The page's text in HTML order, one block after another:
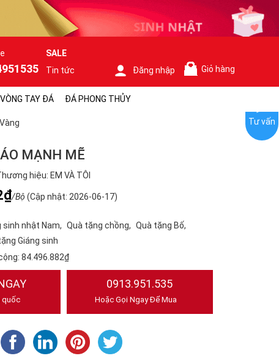
SALE
Tin tức
Đăng nhập Giỏ hàng
VÒNG TAY ĐÁ ĐÁ PHONG THỦY
MẠNH MẼ
hiệu: EM VÀ TÔI
/Bộ (Cập nhật: 2026-06-17)
sinh nhật Nam Quà tặng chồng
Quà tặng Bố
Giáng sinh
84.496.882₫
quốc
0913.951.535
Hoặc Gọi Ngay Để Mua
Tư vấn